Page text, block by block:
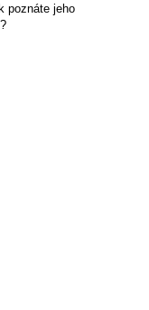
poznáte jeho